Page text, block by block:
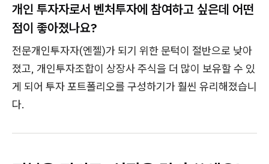
개인 투자자로서 벤처투자에 참여하고 싶은데 어떤
점이 좋아졌나요?
전문개인투자자(엔젤)가 되기 위한 문턱이 절반으로 낮아
졌고, 개인투자조합이 상장사 주식을 더 많이 보유할 수 있
게 되어 투자 포트폴리오를 구성하기가 훨씬 유리해졌습니
다.